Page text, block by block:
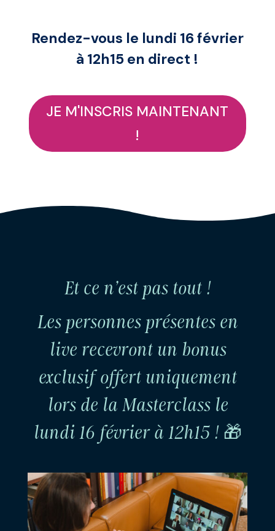
Rendez-vous le lundi 16 février
à 12h15 en direct !
JE M'INSCRIS MAINTENANT
!
Et ce n’est pas tout !
Les personnes présentes en
live recevront un bonus
exclusif offert uniquement
lors de la Masterclass le
lundi 16 février à 12h15 ! 🎁